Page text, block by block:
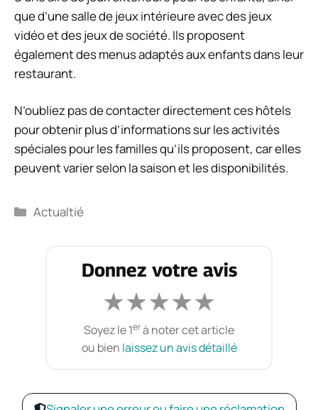
que d’une salle de jeux intérieure avec des jeux
vidéo et des jeux de société. Ils proposent
également des menus adaptés aux enfants dans leur
restaurant.
N’oubliez pas de contacter directement ces hôtels
pour obtenir plus d’informations sur les activités
spéciales pour les familles qu’ils proposent, car elles
peuvent varier selon la saison et les disponibilités.
Catégories
Actualtié
Donnez votre avis
★★★★★
Soyez le 1erà noter cet article
ou bien laissez un avis détaillé